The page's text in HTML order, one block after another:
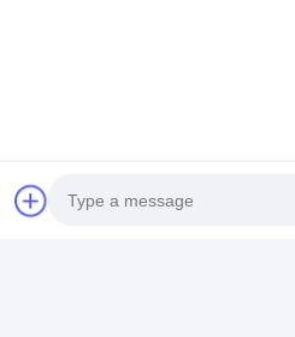
Asciugatrice
industriale della